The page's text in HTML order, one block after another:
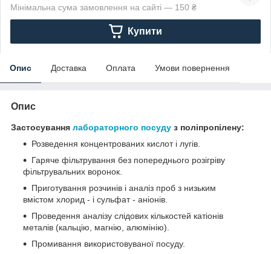
Мінімальна сума замовлення на сайті — 150 ₴
Купити
Опис Доставка Оплата Умови повернення
Опис
Застосування лабораторного посуду з поліпропілену:
Розведення концентрованих кислот і лугів.
Гаряче фільтрування без попереднього розігріву
фільтрувальних воронок.
Приготування розчинів і аналіз проб з низьким
вмістом хлорид - і сульфат - аніонів.
Проведення аналізу слідових кількостей катіонів
металів (кальцію, магнію, алюмінію).
Промивання використовуваної посуду.